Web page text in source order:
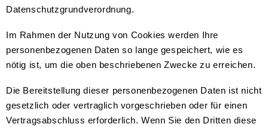
Datenschutzgrundverordnung.
Im Rahmen der Nutzung von Cookies werden Ihre
personenbezogenen Daten so lange gespeichert, wie es
nötig ist, um die oben beschriebenen Zwecke zu erreichen.
Die Bereitstellung dieser personenbezogenen Daten ist nicht
gesetzlich oder vertraglich vorgeschrieben oder für einen
Vertragsabschluss erforderlich. Wenn Sie den Dritten diese